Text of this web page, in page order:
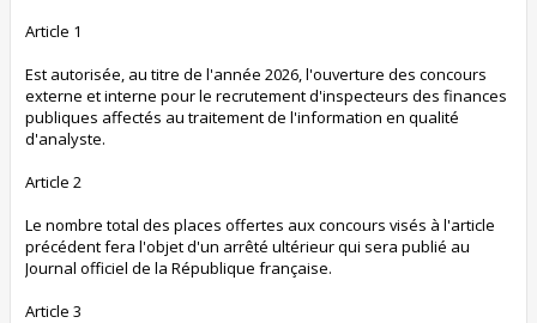
Article 1
Est autorisée, au titre de l'année 2026, l'ouverture des concours
externe et interne pour le recrutement d'inspecteurs des finances
publiques affectés au traitement de l'information en qualité
d'analyste.
Article 2
Le nombre total des places offertes aux concours visés à l'article
précédent fera l'objet d'un arrêté ultérieur qui sera publié au
Journal officiel de la République française.
Article 3